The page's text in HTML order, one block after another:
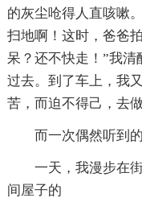
的灰尘呛得人直咳嗽
扫地啊！这时，爸爸
呆？还不快走！”我清
过去。到了车上，我
苦，而迫不得己，去
而一次偶然听到的
一天，我漫步在街
间屋子的